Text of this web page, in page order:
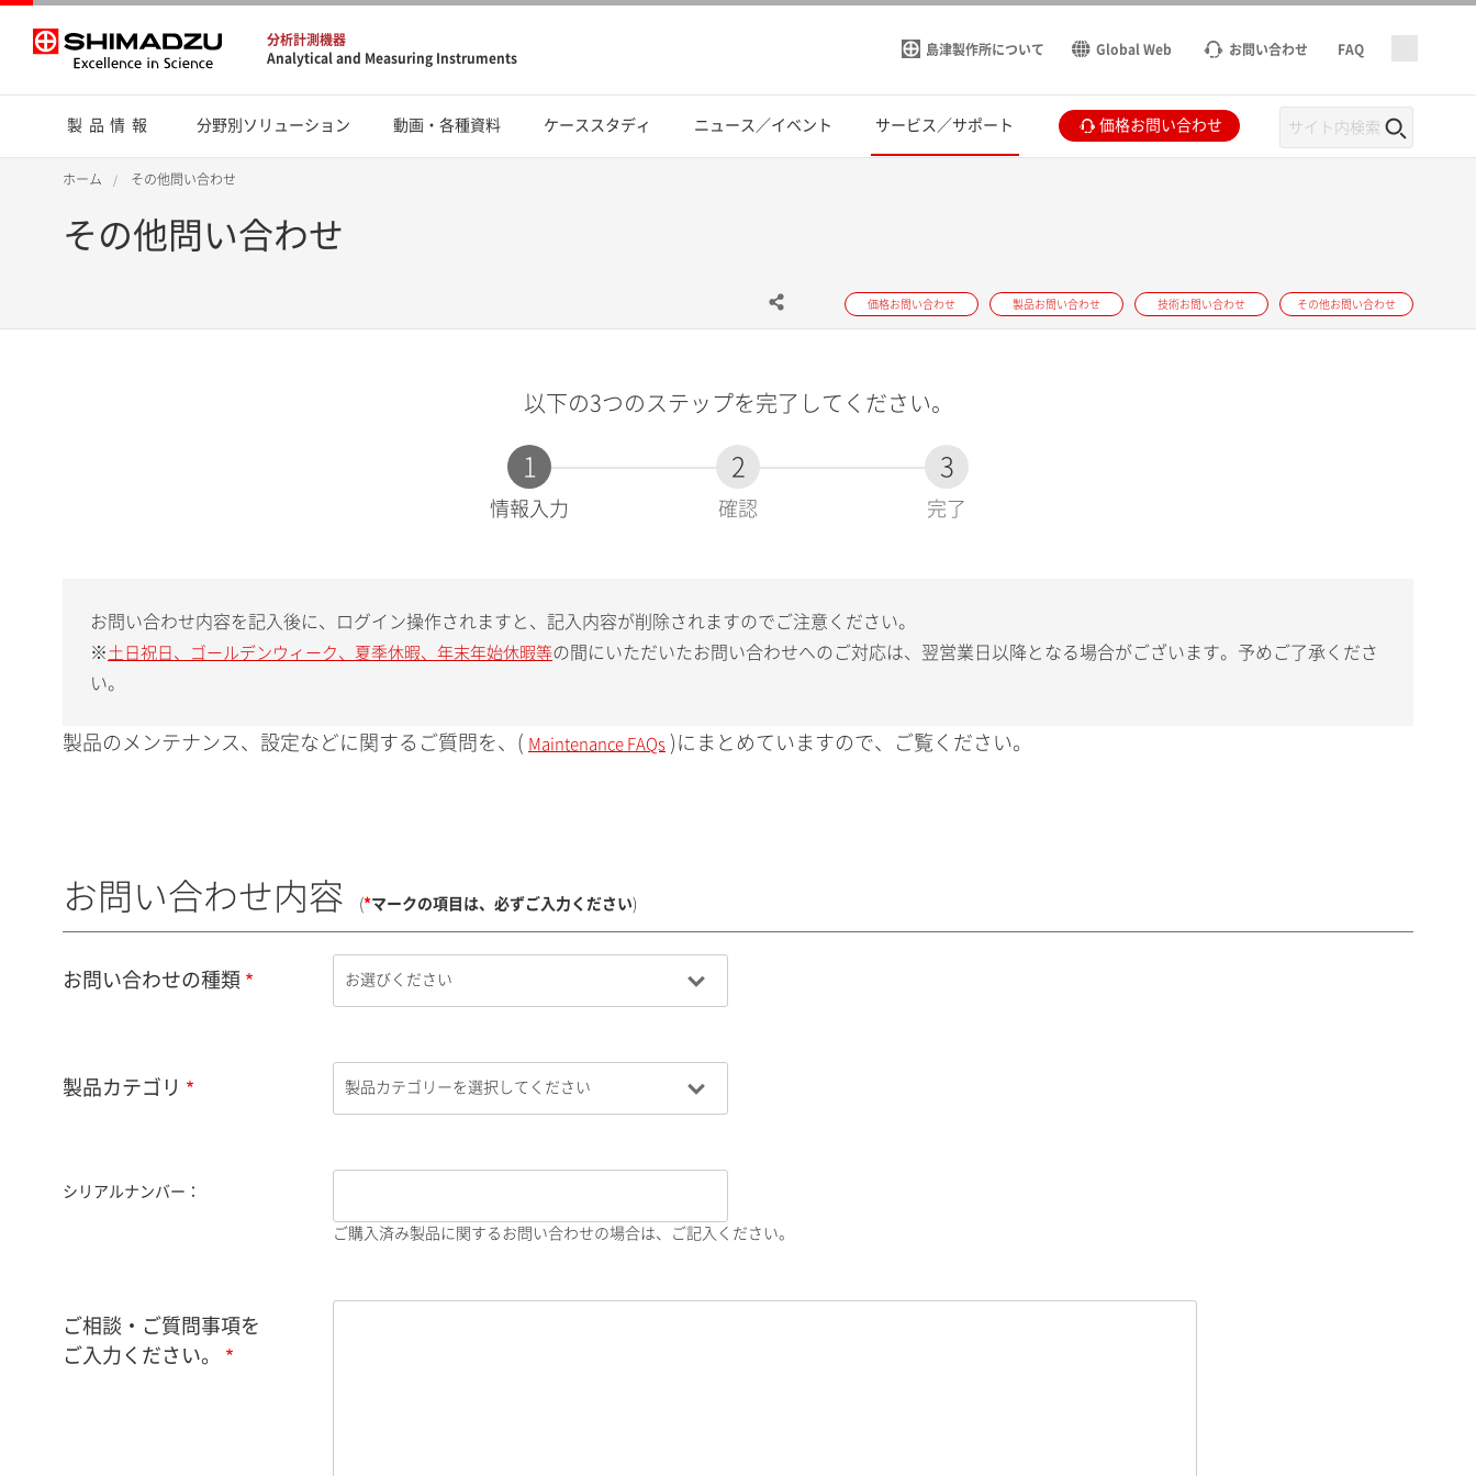
分析計測機器
Analytical and Measuring Instruments
島津製作所について Global Web お問い合わせ FAQ
製品情報 分野別ソリューション 動画・各種資料 ケーススタディ ニュース／イベント サービス／サポート 価格お問い合わせ
ホーム その他問い合わせ
その他問い合わせ
価格お問い合わせ 製品お問い合わせ 技術お問い合わせ その他お問い合わせ
以下の3つのステップを完了してください。
1
現
情報入力
2
確認
3
完了
お問い合わせ内容を記入後に、ログイン操作されますと、記入内容が削除されますのでご注意ください。
※ 土日祝日、ゴールデンウィーク、夏季休暇、年末年始休暇等の間にいただいたお問い合わせへのご対応は、翌営業日以降となる場合がございます。予めご了承くださ
い。
製品のメンテナンス、設定などに関するご質問を、( Maintenance FAQs )にまとめていますので、ご覧ください。
お問い合わせ内容 (*マークの項目は、必ずご入力ください)
お問い合わせの種類
製品カテゴリ
シリアルナンバー：
ご購入済み製品に関するお問い合わせの場合は、ご記入ください。
ご相談・ご質問事項を
ご入力ください。